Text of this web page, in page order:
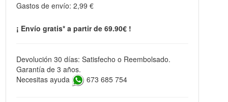
Gastos de envío: 2,99 €
¡ Envío gratis* a partir de 69.90€ !
Devolución 30 días: Satisfecho o Reembolsado.
Garantía de 3 años.
Necesitas ayuda
673 685 754